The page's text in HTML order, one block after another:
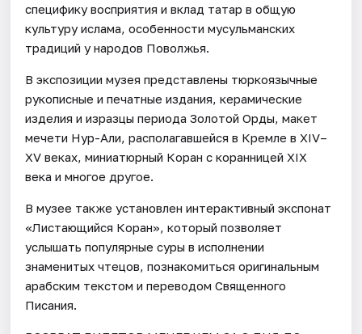
специфику восприятия и вклад татар в общую
культуру ислама, особенности мусульманских
традиций у народов Поволжья.
В экспозиции музея представлены тюркоязычные
рукописные и печатные издания, керамические
изделия и изразцы периода Золотой Орды, макет
мечети Нур-Али, располагавшейся в Кремле в XIV–
XV веках, миниатюрный Коран с коранницей XIX
века и многое другое.
В музее также установлен интерактивный экспонат
«Листающийся Коран», который позволяет
услышать популярные суры в исполнении
знаменитых чтецов, познакомиться оригинальным
арабским текстом и переводом Священного
Писания.